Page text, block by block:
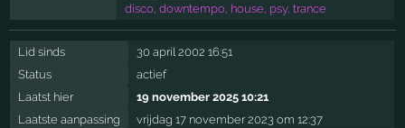
disco, downtempo, house, psy, trance
Lid sinds
30 april 2002 16:51
Status
actief
Laatst hier
19 november 2025 10:21
Laatste aanpassing
vrijdag 17 november 2023 om 12:37